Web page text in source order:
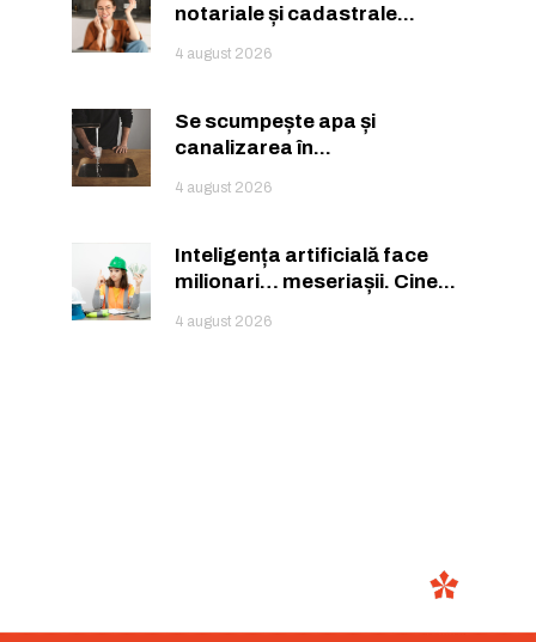
notariale și cadastrale...
4 august 2026
Se scumpește apa și
canalizarea în...
4 august 2026
Inteligența artificială face
milionari… meseriașii. Cine...
4 august 2026